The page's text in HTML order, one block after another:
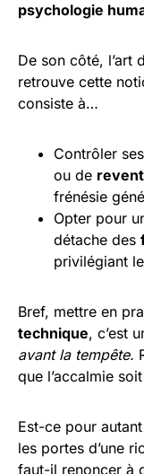
psychologie
De son côté, l’art
retrouve cette
consiste à…
Contrôler
ou de
frénésie
Opter pour
détache des
privilégiant
Bref, mettre en
technique, c’est
avant la tempête.
que l’accalmie
Est-ce pour
les portes d’une
faut-il renoncer à